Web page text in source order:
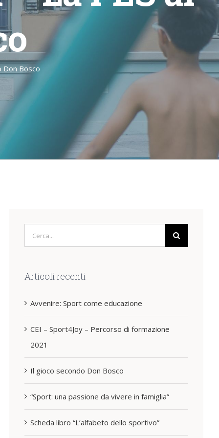
Don Bosco
Cerca
per:
Articoli recenti
Avvenire: Sport come educazione
CEI – Sport4Joy – Percorso di formazione
2021
Il gioco secondo Don Bosco
“Sport: una passione da vivere in famiglia”
Scheda libro “L’alfabeto dello sportivo”